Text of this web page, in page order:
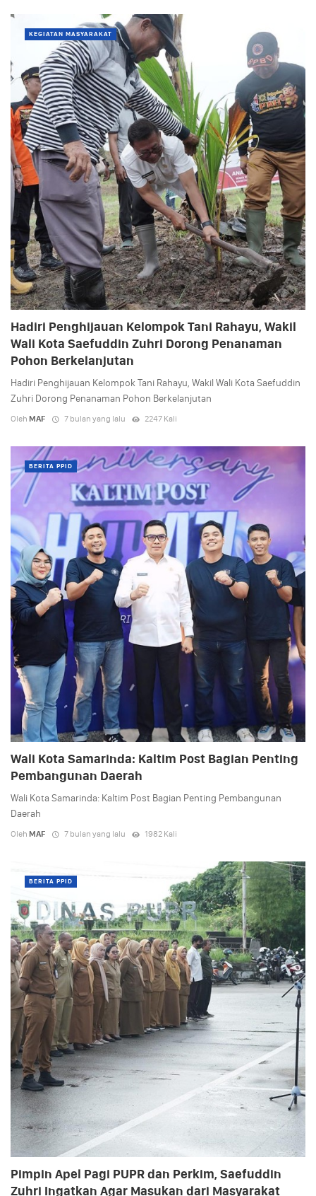
KEGIATAN MASYARAKAT
Hadiri Penghijauan Kelompok Tani Rahayu, Wakil
Wali Kota Saefuddin Zuhri Dorong Penanaman
Pohon Berkelanjutan
Hadiri Penghijauan Kelompok Tani Rahayu, Wakil Wali Kota Saefuddin
Zuhri Dorong Penanaman Pohon Berkelanjutan
Oleh MAF 7 bulan yang lalu 2247 Kali
BERITA PPID
Wali Kota Samarinda: Kaltim Post Bagian Penting
Pembangunan Daerah
Wali Kota Samarinda: Kaltim Post Bagian Penting Pembangunan
Daerah
Oleh MAF 7 bulan yang lalu 1982 Kali
BERITA PPID
Pimpin Apel Pagi PUPR dan Perkim, Saefuddin
Zuhri Ingatkan Agar Masukan dari Masyarakat